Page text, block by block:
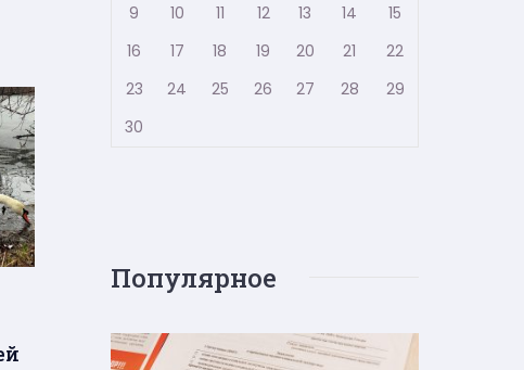
9
10 11 12 13 14
15
16
17 18 19 20 21
22
23
24 25 26 27 28
29
30
Популярное